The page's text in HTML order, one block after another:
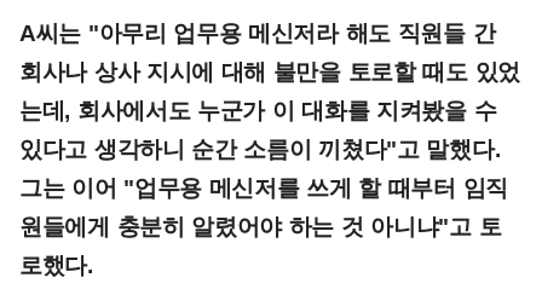
A씨는 "아무리 업무용 메신저라 해도 직원들 간
회사나 상사 지시에 대해 불만을 토로할 때도 있었
는데, 회사에서도 누군가 이 대화를 지켜봤을 수
있다고 생각하니 순간 소름이 끼쳤다"고 말했다.
그는 이어 "업무용 메신저를 쓰게 할 때부터 임직
원들에게 충분히 알렸어야 하는 것 아니냐"고 토
로했다.